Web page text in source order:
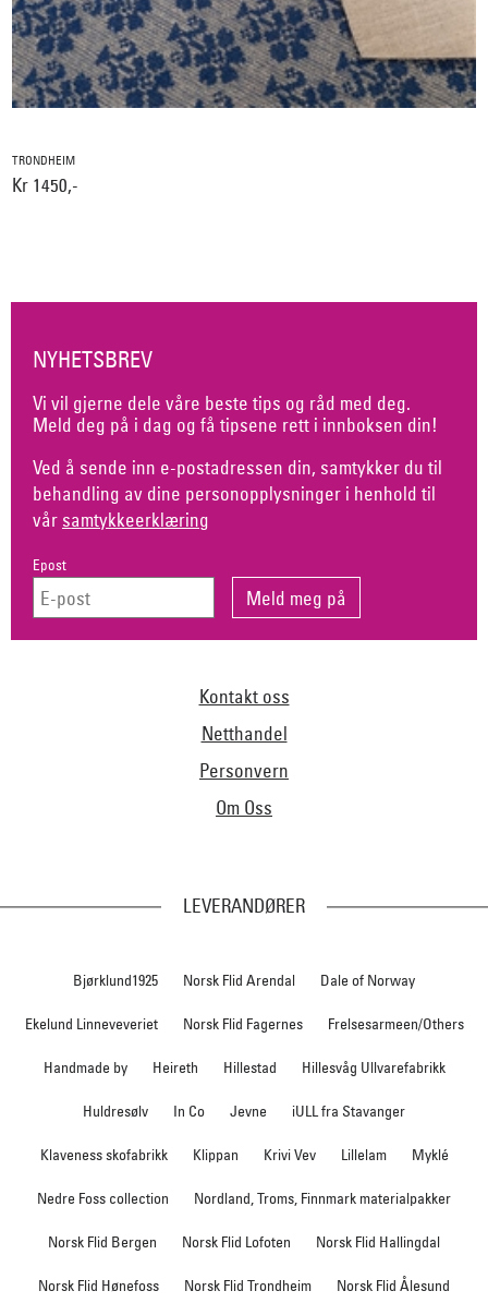
TRONDHEIM
Kr 1450,-
NYHETSBREV
Vi vil gjerne dele våre beste tips og råd med deg.
Meld deg på i dag og få tipsene rett i innboksen din!
Ved å sende inn e-postadressen din, samtykker du til
behandling av dine personopplysninger i henhold til
vår samtykkeerklæring
Epost
Kontakt oss
Netthandel
Personvern
Om Oss
LEVERANDØRER
Bjørklund1925 Norsk Flid Arendal Dale of Norway
Ekelund Linneveveriet Norsk Flid Fagernes Frelsesarmeen/Others
Handmade by Heireth Hillestad Hillesvåg Ullvarefabrikk
Huldresølv In Co Jevne iULL fra Stavanger
Klaveness skofabrikk Klippan Krivi Vev Lillelam Myklé
Nedre Foss collection Nordland, Troms, Finnmark materialpakker
Norsk Flid Bergen Norsk Flid Lofoten Norsk Flid Hallingdal
Norsk Flid Hønefoss Norsk Flid Trondheim Norsk Flid Ålesund